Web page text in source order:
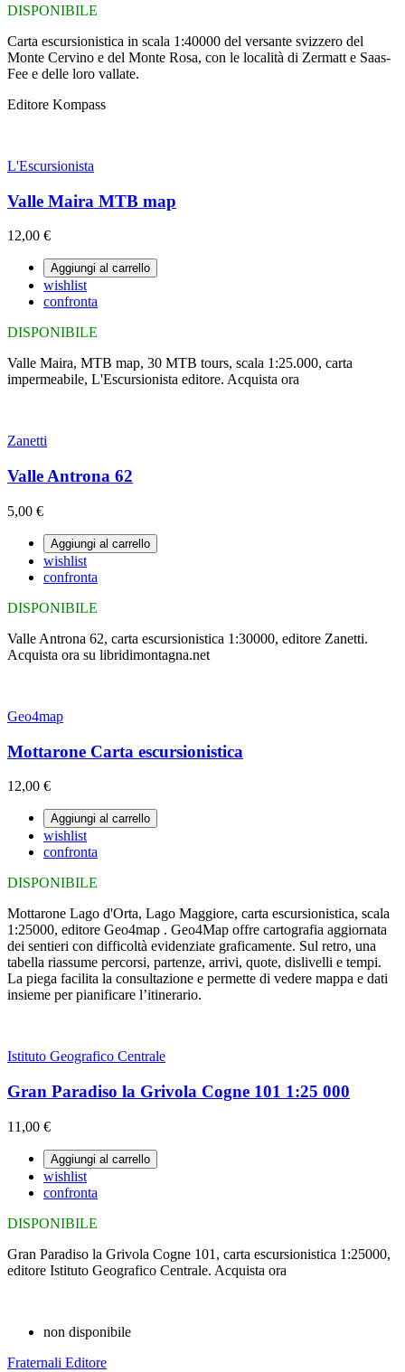
DISPONIBILE
Carta escursionistica in scala 1:40000 del versante svizzero del
Monte Cervino e del Monte Rosa, con le località di Zermatt e Saas-
Fee e delle loro vallate.
Editore Kompass
L'Escursionista
Valle Maira MTB map
12,00 €
Aggiungi al carrello
wishlist
confronta
DISPONIBILE
Valle Maira, MTB map, 30 MTB tours, scala 1:25.000, carta
impermeabile, L'Escursionista editore. Acquista ora
Zanetti
Valle Antrona 62
5,00 €
Aggiungi al carrello
wishlist
confronta
DISPONIBILE
Valle Antrona 62, carta escursionistica 1:30000, editore Zanetti.
Acquista ora su libridimontagna.net
Geo4map
Mottarone Carta escursionistica
12,00 €
Aggiungi al carrello
wishlist
confronta
DISPONIBILE
Mottarone Lago d'Orta, Lago Maggiore, carta escursionistica, scala
1:25000, editore Geo4map . Geo4Map offre cartografia aggiornata
dei sentieri con difficoltà evidenziate graficamente. Sul retro, una
tabella riassume percorsi, partenze, arrivi, quote, dislivelli e tempi.
La piega facilita la consultazione e permette di vedere mappa e dati
insieme per pianificare l’itinerario.
Istituto Geografico Centrale
Gran Paradiso la Grivola Cogne 101 1:25 000
11,00 €
Aggiungi al carrello
wishlist
confronta
DISPONIBILE
Gran Paradiso la Grivola Cogne 101, carta escursionistica 1:25000,
editore Istituto Geografico Centrale. Acquista ora
non disponibile
Fraternali Editore